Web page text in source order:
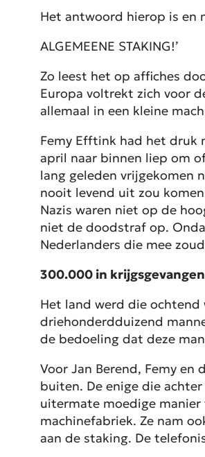
Het antwoord hierop is en
ALGEMEENE STAKING!’
Zo leest het op affiches
Europa voltrekt zich voor
allemaal in een kleine
Femy Efftink had het druk
april naar binnen liep om
lang geleden vrijgekomen
nooit levend uit zou
Nazis waren niet op de
niet de doodstraf op.
Nederlanders die mee
300.000 in
Het land werd die ochtend
driehonderdduizend
de bedoeling dat deze
Voor Jan Berend, Femy
buiten. De enige die
uitermate moedige
machinefabriek. Ze nam
aan de staking. De